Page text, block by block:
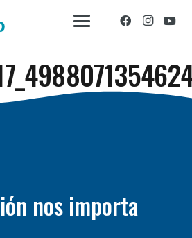
nos importa